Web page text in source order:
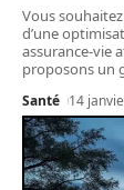
Vous
d’une
assurance-vie
proposons un
Santé 14